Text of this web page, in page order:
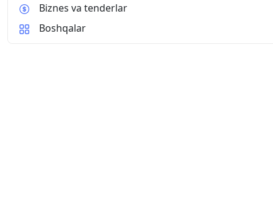
Biznes va tenderlar
Boshqalar